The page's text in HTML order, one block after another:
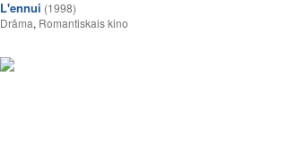
L'ennui (1998)
Drāma, Romantiskais kino